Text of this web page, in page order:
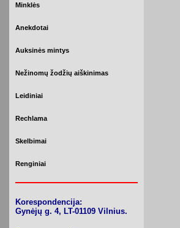
Minklės
Anekdotai
Auksinės mintys
Nežinomų žodžių aiškinimas
Leidiniai
Rechlama
Skelbimai
Renginiai
Korespondencija:
Gynėjų g. 4, LT-01109 Vilnius.